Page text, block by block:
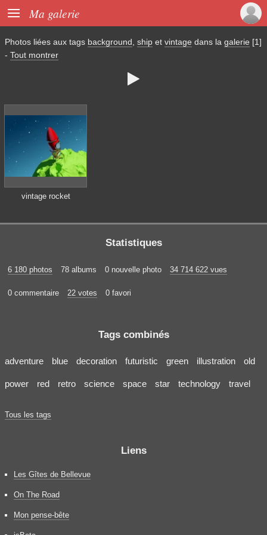
 Ma galerie
Photos liées aux tags background ship et vintage dans la galerie [1]
- Tout montrer

vintage rocket
Statistiques
6 180 photos 78 albums 0 nouvelle photo 34 714 622 vues
0 commentaire 22 votes 0 favori
Tags combinés
adventure blue decoration futuristic green illustration old
power red retro science space star technology travel
Tous les tags
Liens
Les Gîtes de Bellevue
On The Road
Mon pense-bête